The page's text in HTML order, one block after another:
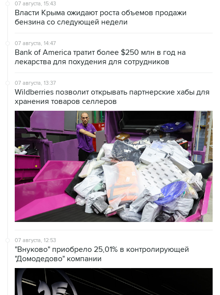
07 августа, 15:43
Власти Крыма ожидают роста объемов продажи
бензина со следующей недели
07 августа, 14:47
Bank of America тратит более $250 млн в год на
лекарства для похудения для сотрудников
07 августа, 13:37
Wildberries позволит открывать партнерские хабы для
хранения товаров селлеров
07 августа, 12:53
"Внуково" приобрело 25,01% в контролирующей
"Домодедово" компании